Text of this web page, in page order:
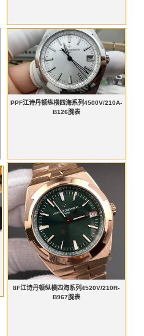
PPF江诗丹顿纵横四海系列4500V/210A-
B126腕表
8F江诗丹顿纵横四海系列4520V/210R-
B967腕表